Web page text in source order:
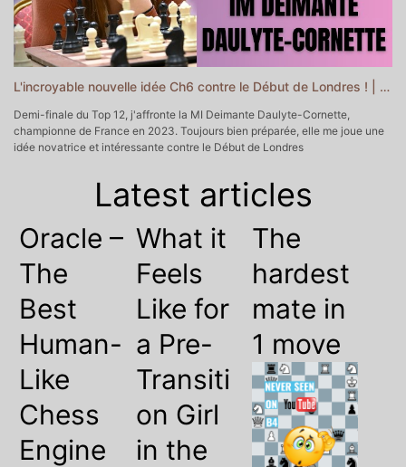
▬▬▬▬▬▬▬▬▬▬▬
0:00 - Intro
0:40 - Début de la partie
5:23 - Milieu de jeu
19:19 - Outro
L'incroyable nouvelle idée Ch6 contre le Début de Londres ! | Top 12, demi-finale
Demi-finale du Top 12, j'affronte la MI Deimante Daulyte-Cornette,
championne de France en 2023. Toujours bien préparée, elle me joue une
idée novatrice et intéressante contre le Début de Londres
♔♕Mon Académie d'Echecs
https://yoshacademie.fr/ ♕♔
♘ Soutenir la chaîne sur Tipeee
https://fr.tipeee.com/yosha-echecs
♗Soutenir la chaîne sur Paypal
https://www.paypal.com/donate/?
hosted_button_id=6WTAEDBXAPTLC
♚ Prendre un cours particulier avec moi
https://yoshachess.com/fr/cours-particuliers-echecs-paris-en-ligne/
♛ Me contacter
contact@yoshachess.com
▬▬▬▬▬▬▬▬▬▬ CHAPITRES DE CETTE VIDEO
0:00 - Intro
0:24 - Début de la partie
0:49 - Cécile vs. Deimante
3:22 - Yosha vs. Cécile
5:00 - Retour à la partie
26:25 - Outro
Latest articles
Oracle –
The
Best
Human-
Like
Chess
Engine
What it
Feels
Like for
a Pre-
Transiti
on Girl
in the
The
hardest
mate in
1 move